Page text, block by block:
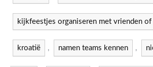
kijkfeestjes organiseren met vrienden
kroatië , namen teams kennen ,